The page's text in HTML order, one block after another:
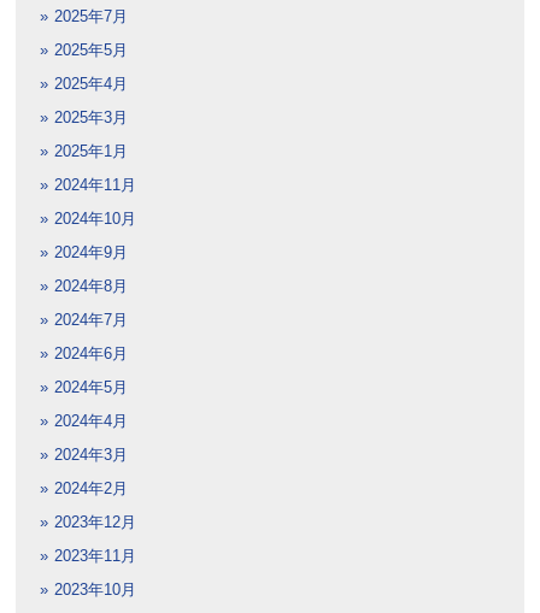
2025年7月
2025年5月
2025年4月
2025年3月
2025年1月
2024年11月
2024年10月
2024年9月
2024年8月
2024年7月
2024年6月
2024年5月
2024年4月
2024年3月
2024年2月
2023年12月
2023年11月
2023年10月